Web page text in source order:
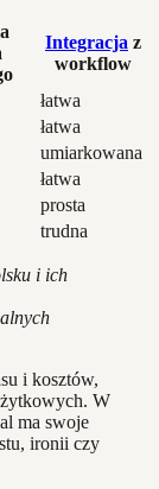
Integracja z
workflow
łatwa
łatwa
umiarkowana
łatwa
prosta
trudna
i ich
i kosztów,
W
ma swoje
ironii czy